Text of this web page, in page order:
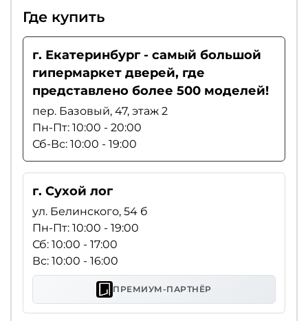
Где купить
г. Екатеринбург - самый большой
гипермаркет дверей, где
представлено более 500 моделей!
пер. Базовый, 47, этаж 2
Пн-Пт: 10:00 - 20:00
Сб-Вс: 10:00 - 19:00
г. Сухой лог
ул. Белинского, 54 б
Пн-Пт: 10:00 - 19:00
Сб: 10:00 - 17:00
Вс: 10:00 - 16:00
ПРЕМИУМ-ПАРТНЁР